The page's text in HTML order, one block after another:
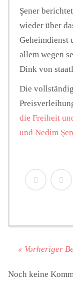
Şener
wieder über
Geheimdienst
allem wegen
Dink von
Die
die Freiheit
und Nedim
« Vorheriger
Noch keine